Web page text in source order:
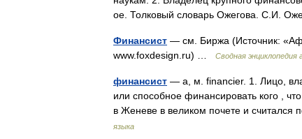
ое. Толковый словарь Ожегова. С.И.
Финансист — см. Биржа (Источник:
www.foxdesign.ru) …
Сводная энциклопедия
финансист — а, м. financier. 1. Лицо,
или способное финансировать кого ,
в Женеве в великом почете и
языка